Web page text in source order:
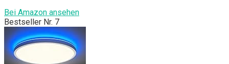
Bei Amazon ansehen
Bestseller Nr. 7